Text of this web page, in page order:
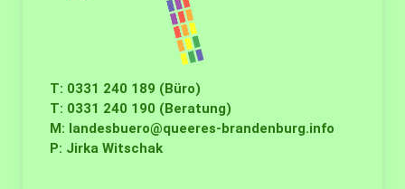
T: 0331 240 189 (Büro)
T: 0331 240 190 (Beratung)
M: landesbuero@queeres-brandenburg.info
P: Jirka Witschak